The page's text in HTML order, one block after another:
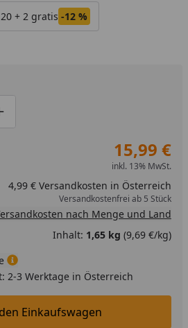
20 + 2 gratis -12 %
eins verringern
manuell eingeben
um eins erhöhen
15,99 €
inkl. 13% MwSt.
4,99 € Versandkosten in Österreich
Versandkostenfrei ab 5 Stück
nach Menge und Land
Inhalt: 1,65 kg (9,69 €/kg)
2-3 Werktage in Österreich
In den Einkaufswagen legen
Einkaufswagen